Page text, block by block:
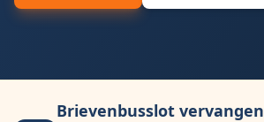
Brievenbusslot vervangen